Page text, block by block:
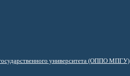
университета (ОППО МПГУ)